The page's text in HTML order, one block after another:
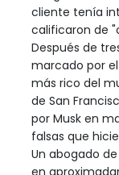
cliente tenía
calificaron de
Después de
marcado por
más rico del
de San
por Musk en
falsas que
Un abogado